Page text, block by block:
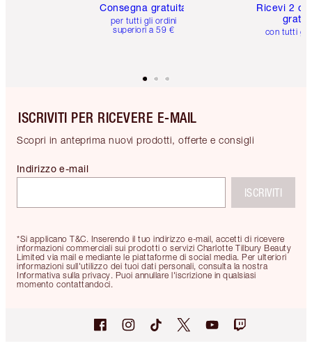
Consegna gratuita
per tutti gli ordini
superiori a 59 €
Ricevi 2
con tutti gli
ISCRIVITI PER RICEVERE E-MAIL
Scopri in anteprima nuovi prodotti, offerte e consigli
*Si applicano T&C. Inserendo il tuo indirizzo e-mail, accetti di ricevere
informazioni commerciali sui prodotti o servizi Charlotte Tilbury Beauty
Limited via mail e mediante le piattaforme di social media. Per ulteriori
informazioni sull'utilizzo dei tuoi dati personali, consulta la nostra
Informativa sulla privacy. Puoi annullare l'iscrizione in qualsiasi
momento contattandoci.
Indirizzo e-mail
ISCRIVITI